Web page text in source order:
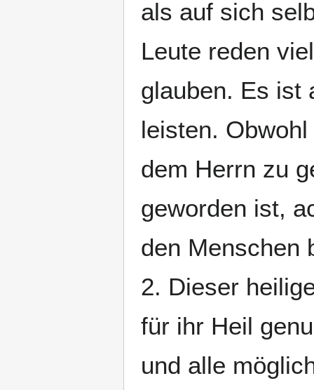
als auf sich
Leute reden
glauben. Es ist
leisten.
dem Herrn zu
geworden ist,
den Menschen
2. Dieser
für ihr Heil
und alle